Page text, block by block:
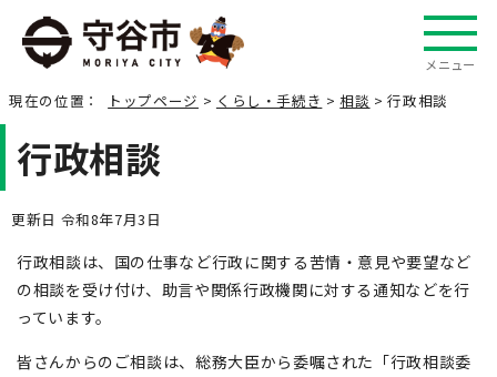
メニュー
現在の位置： トップページ > くらし・手続き >相談 > 行政相談
行政相談
更新日 令和8年7月3日
行政相談は、国の仕事など行政に関する苦情・意見や要望など
の相談を受け付け、助言や関係行政機関に対する通知などを行
っています。
皆さんからのご相談は、総務大臣から委嘱された「行政相談委